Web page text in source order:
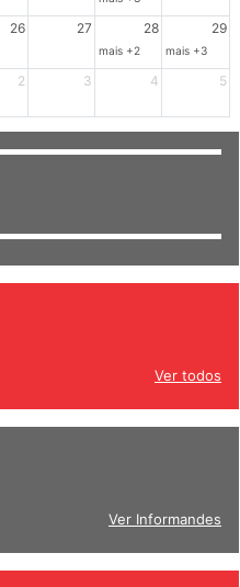
26 27 28 29
mais +2 mais +3
2 3 4 5
Ver todos
Ver Informandes